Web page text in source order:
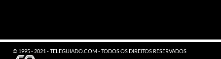
© 1995 - 2021 - TELEGUIADO.COM - TODOS OS DIREITOS RESERVADOS